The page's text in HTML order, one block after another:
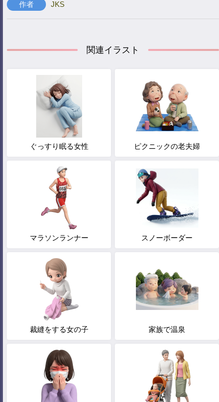
作者 JKS
関連イラスト
ぐっすり眠る女性 ピクニックの老夫婦
マラソンランナー スノーボーダー
裁縫をする女の子 家族で温泉